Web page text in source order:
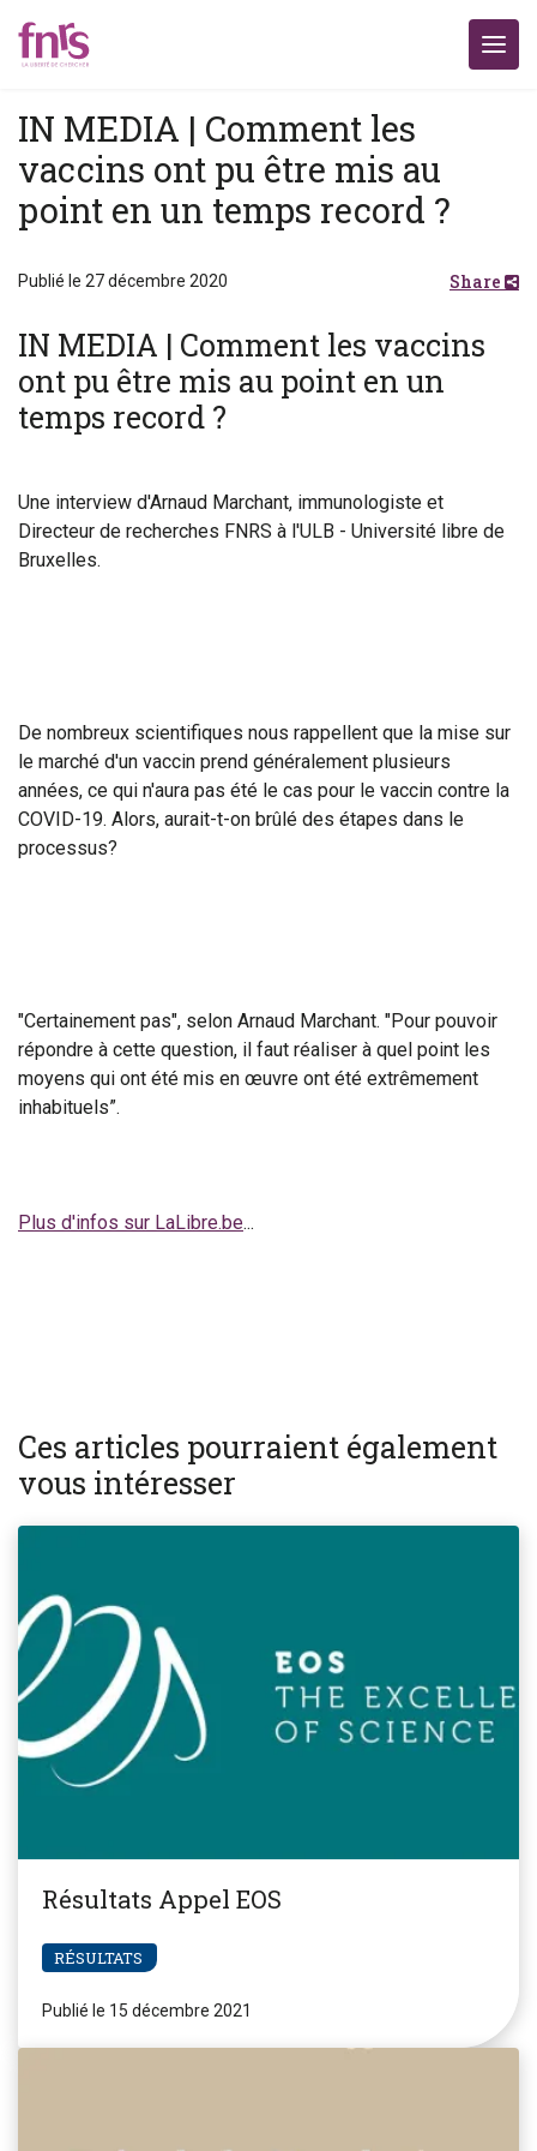
IN MEDIA | Comment les
vaccins ont pu être mis au
point en un temps record ?
Publié le 27 décembre 2020 Share
IN MEDIA | Comment les vaccins
ont pu être mis au point en un
temps record ?
Une interview d'Arnaud Marchant, immunologiste et
Directeur de recherches FNRS à l'ULB - Université libre de
Bruxelles.
De nombreux scientifiques nous rappellent que la mise sur
le marché d'un vaccin prend généralement plusieurs
années, ce qui n'aura pas été le cas pour le vaccin contre la
COVID-19. Alors, aurait-t-on brûlé des étapes dans le
processus?
"Certainement pas", selon Arnaud Marchant. "Pour pouvoir
répondre à cette question, il faut réaliser à quel point les
moyens qui ont été mis en œuvre ont été extrêmement
inhabituels”.
Plus d'infos sur LaLibre.be...
Ces articles pourraient également
vous intéresser
Résultats Appel EOS
RÉSULTATS
Publié le 15 décembre 2021